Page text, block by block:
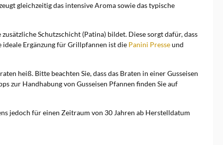
gleichzeitig das intensive Aroma sowie das typische
Schutzschicht (Patina) bildet. Diese sorgt dafür, dass
ideale Ergänzung für Grillpfannen ist die Panini Presseund
heiß. Bitte beachten Sie, dass das Braten in einer Gusseisen
zur Handhabung von Gusseisen Pfannen finden Sie auf
jedoch für einen Zeitraum von 30 Jahren ab Herstelldatum